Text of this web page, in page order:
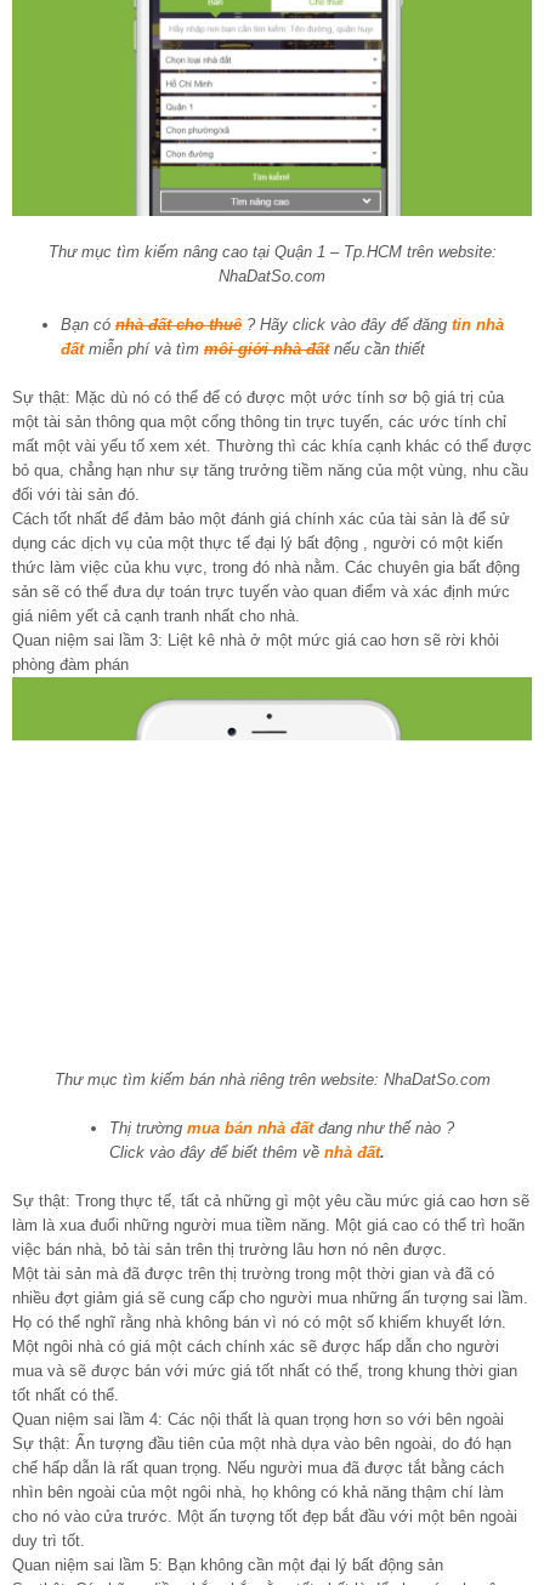
Thư mục tìm kiếm nâng cao tại Quận 1 – Tp.HCM trên website:
NhaDatSo.com
Bạn có nhà đất cho thuê ? Hãy click vào đây để đăng tin nhà
đấtmiễn phí và tìm môi giới nhà đấtnếu cần thiết
Sự thật: Mặc dù nó có thể để có được một ước tính sơ bộ giá trị của
một tài sản thông qua một cổng thông tin trực tuyến, các ước tính chỉ
mất một vài yếu tố xem xét. Thường thì các khía cạnh khác có thể được
bỏ qua, chẳng hạn như sự tăng trưởng tiềm năng của một vùng, nhu cầu
đối với tài sản đó.
Cách tốt nhất để đảm bảo một đánh giá chính xác của tài sản là để sử
dụng các dịch vụ của một thực tế đại lý bất động , người có một kiến
thức làm việc của khu vực, trong đó nhà nằm. Các chuyên gia bất động
sản sẽ có thể đưa dự toán trực tuyến vào quan điểm và xác định mức
giá niêm yết cả cạnh tranh nhất cho nhà.
Quan niệm sai lầm 3: Liệt kê nhà ở một mức giá cao hơn sẽ rời khỏi
phòng đàm phán
Thư mục tìm kiếm bán nhà riêng trên website: NhaDatSo.com
Thị trường mua bán nhà đấtđang như thế nào ?
Click vào đây để biết thêm về nhà đất.
Sự thật: Trong thực tế, tất cả những gì một yêu cầu mức giá cao hơn sẽ
làm là xua đuổi những người mua tiềm năng. Một giá cao có thể trì hoãn
việc bán nhà, bỏ tài sản trên thị trường lâu hơn nó nên được.
Một tài sản mà đã được trên thị trường trong một thời gian và đã có
nhiều đợt giảm giá sẽ cung cấp cho người mua những ấn tượng sai lầm.
Họ có thể nghĩ rằng nhà không bán vì nó có một số khiếm khuyết lớn.
Một ngôi nhà có giá một cách chính xác sẽ được hấp dẫn cho người
mua và sẽ được bán với mức giá tốt nhất có thể, trong khung thời gian
tốt nhất có thể.
Quan niệm sai lầm 4: Các nội thất là quan trọng hơn so với bên ngoài
Sự thật: Ấn tượng đầu tiên của một nhà dựa vào bên ngoài, do đó hạn
chế hấp dẫn là rất quan trọng. Nếu người mua đã được tắt bằng cách
nhìn bên ngoài của một ngôi nhà, họ không có khả năng thậm chí làm
cho nó vào cửa trước. Một ấn tượng tốt đẹp bắt đầu với một bên ngoài
duy trì tốt.
Quan niệm sai lầm 5: Bạn không cần một đại lý bất động sản